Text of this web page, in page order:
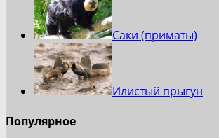
Саки (приматы)
Илистый прыгун
Популярное